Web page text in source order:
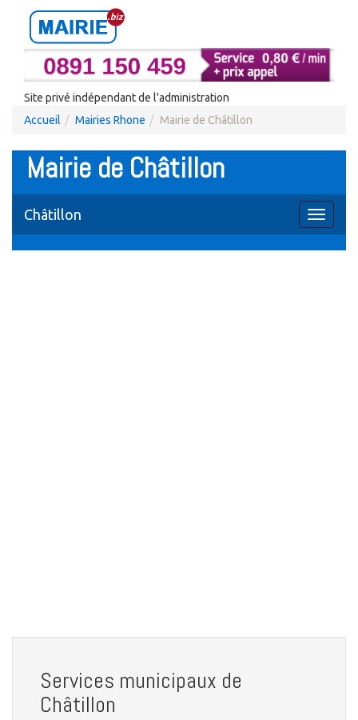
Site privé indépendant de l'administration
Accueil
Mairies Rhone Mairie de Châtillon
Mairie de Châtillon
Toggle
Châtillon
Services municipaux de
Châtillon